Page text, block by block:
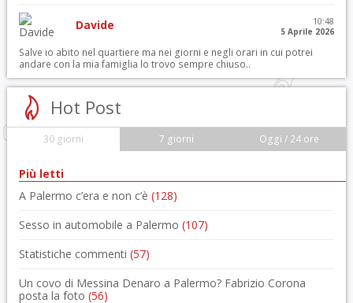
Davide
10:48
5 Aprile 2026
Salve io abito nel quartiere ma nei giorni e negli orari in cui potrei
andare con la mia famiglia lo trovo sempre chiuso..
Hot Post
30 giorni 7 giorni Oggi / 24 ore
Più letti
A Palermo c’era e non c’è (128)
Sesso in automobile a Palermo (107)
Statistiche commenti (57)
Un covo di Messina Denaro a Palermo? Fabrizio Corona
posta la foto (56)